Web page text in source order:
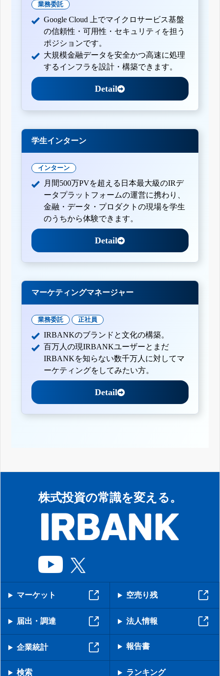
業務委託
Google Cloud 上でマイクロサービス基盤
の信頼性・可用性・セキュリティを担う
ポジションです。
大規模金融データを安全かつ高速に処理
するインフラを設計・構築できます。
Detail
学生インターン
インターン
月間500万PVを超える日本最大級のIRデ
ータプラットフォームの運営に携わり、
金融・データ・プロダクトの現場を学生
のうちから体験できます。
Detail
マーケティングマネージャー
業務委託 正社員
IRBANKのブランドと文化の構築。
百万人の現IRBANKユーザーとまだ
IRBANKを知らない数千万人に対してマ
ーケティングをしてみたい方。
Detail
株式投資の常識を変える。
マーケット 空売り残
届出・調達 法人情報
企業統計 報告書
検索 ランキング